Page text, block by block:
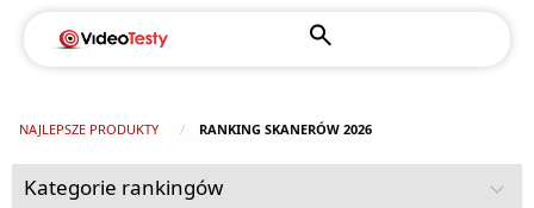
NAJLEPSZE PRODUKTY RANKING SKANERÓW 2026
Kategorie rankingów